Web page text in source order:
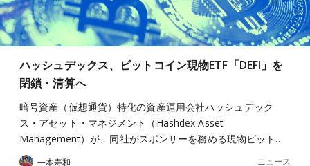
ハッシュデックス、ビットコイン現物ETF「DEFI」を
閉鎖・清算へ
暗号資産（仮想通貨）特化の資産運用会社ハッシュデック
ス・アセット・マネジメント（Hashdex Asset
Management）が、同社がスポンサーを務める現物ビット…
一本寿和 ニュース